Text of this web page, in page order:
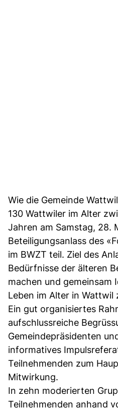
Wie die Gemeinde
130 Wattwiler im Alter
Jahren am Samstag, 28.
Beteiligungsanlass des
im BWZT teil. Ziel des
Bedürfnisse der älteren
machen und gemeinsam
Leben im Alter in Wattwil
Ein gut organisiertes
aufschlussreiche
Gemeindepräsidenten
informatives
Teilnehmenden zum
Mitwirkung.
In zehn moderierten
Teilnehmenden anhand